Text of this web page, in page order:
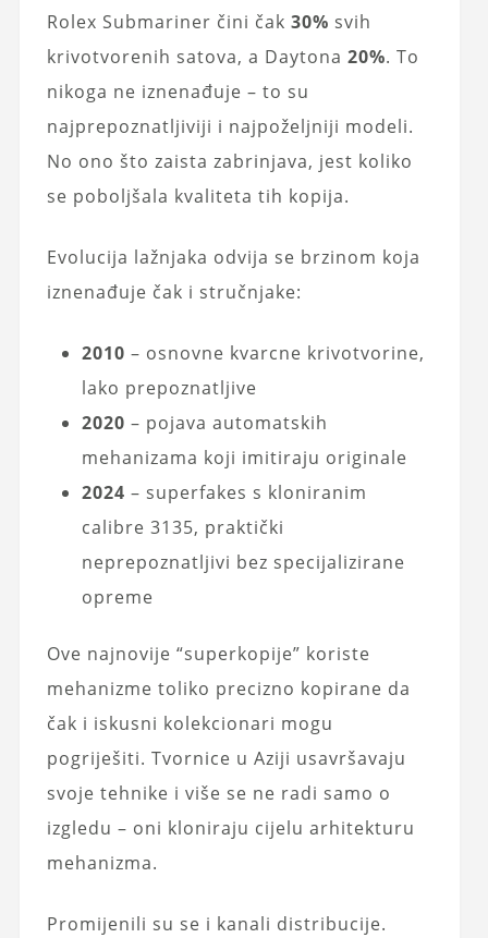
Rolex Submariner čini čak 30% svih
krivotvorenih satova, a Daytona 20%. To
nikoga ne iznenađuje – to su
najprepoznatljiviji i najpoželjniji modeli.
No ono što zaista zabrinjava, jest koliko
se poboljšala kvaliteta tih kopija.
Evolucija lažnjaka odvija se brzinom koja
iznenađuje čak i stručnjake:
2010 – osnovne kvarcne krivotvorine,
lako prepoznatljive
2020 – pojava automatskih
mehanizama koji imitiraju originale
2024 – superfakes s kloniranim
calibre 3135, praktički
neprepoznatljivi bez specijalizirane
opreme
Ove najnovije “superkopije” koriste
mehanizme toliko precizno kopirane da
čak i iskusni kolekcionari mogu
pogriješiti. Tvornice u Aziji usavršavaju
svoje tehnike i više se ne radi samo o
izgledu – oni kloniraju cijelu arhitekturu
mehanizma.
Promijenili su se i kanali distribucije.